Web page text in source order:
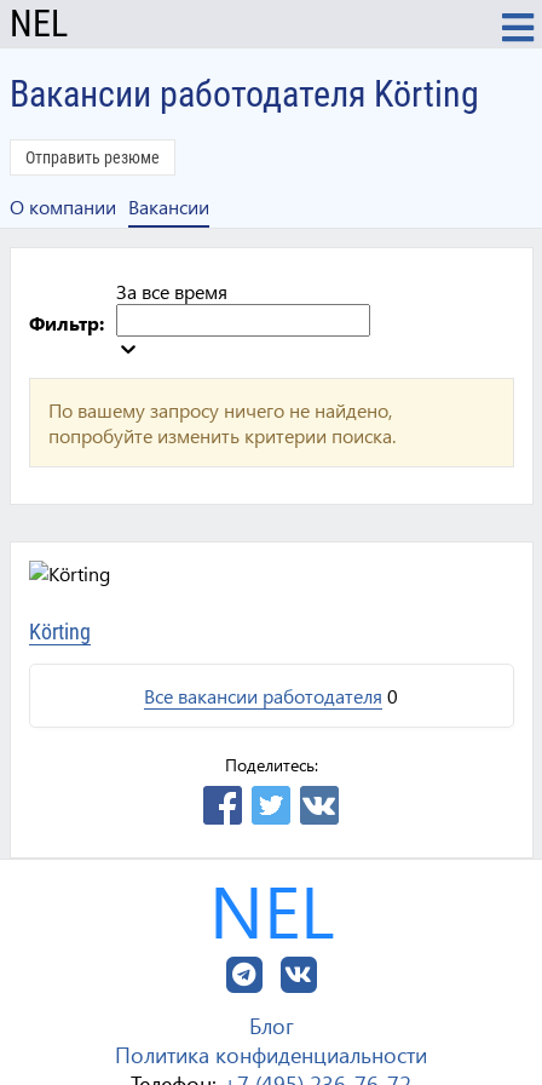
NEL
Вакансии работодателя Körting
Отправить резюме
О компании Вакансии
Фильтр:
За все время
По вашему запросу ничего не найдено,
попробуйте изменить критерии поиска.
Körting
Все вакансии работодателя 0
Поделитесь:
NEL
Блог
Политика конфиденциальности